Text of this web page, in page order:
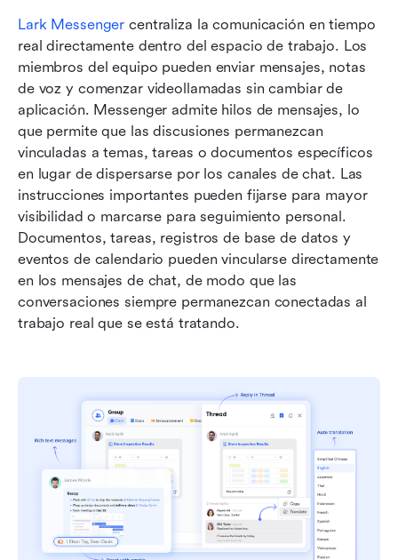
Lark Messenger centraliza la comunicación en tiempo
real directamente dentro del espacio de trabajo. Los
miembros del equipo pueden enviar mensajes, notas
de voz y comenzar videollamadas sin cambiar de
aplicación. Messenger admite hilos de mensajes, lo
que permite que las discusiones permanezcan
vinculadas a temas, tareas o documentos específicos
en lugar de dispersarse por los canales de chat. Las
instrucciones importantes pueden fijarse para mayor
visibilidad o marcarse para seguimiento personal.
Documentos, tareas, registros de base de datos y
eventos de calendario pueden vincularse directamente
en los mensajes de chat, de modo que las
conversaciones siempre permanezcan conectadas al
trabajo real que se está tratando.